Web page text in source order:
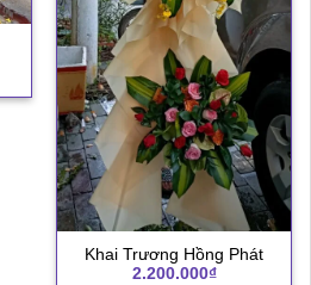
Khai Trương Hồng Phát
2.200.000₫